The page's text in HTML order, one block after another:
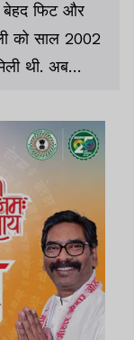
बेहद फिट और
को साल 2002
थी. अब